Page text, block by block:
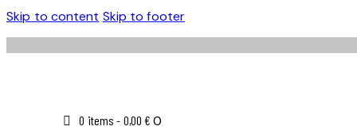
Skip to content Skip to footer
0 items - 0,00 € 0